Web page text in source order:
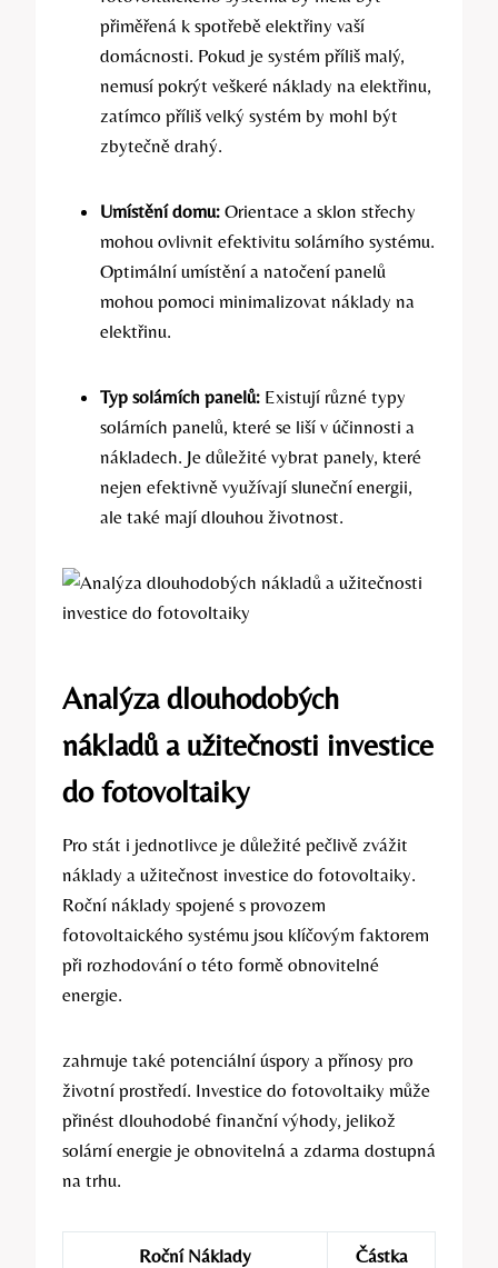
přiměřená k spotřebě elektřiny vaší
domácnosti. Pokud je systém příliš malý,
nemusí pokrýt veškeré náklady na elektřinu,
zatímco příliš velký systém by mohl být
zbytečně drahý.
Umístění domu: Orientace a sklon střechy
mohou ovlivnit efektivitu solárního systému.
Optimální umístění a natočení panelů
mohou pomoci minimalizovat náklady na
elektřinu.
Typ solárních panelů: Existují různé typy
solárních panelů, které se liší v účinnosti a
nákladech. Je důležité vybrat panely, které
nejen efektivně využívají sluneční energii,
ale také mají dlouhou životnost.
Analýza dlouhodobých
nákladů a užitečnosti investice
do fotovoltaiky
Pro stát i jednotlivce je důležité pečlivě zvážit
náklady a užitečnost investice do fotovoltaiky.
Roční náklady spojené s provozem
fotovoltaického systému jsou klíčovým faktorem
při rozhodování o této formě obnovitelné
energie.
zahrnuje také potenciální úspory a přínosy pro
životní prostředí. Investice do fotovoltaiky může
přinést dlouhodobé finanční výhody, jelikož
solární energie je obnovitelná a zdarma dostupná
na trhu.
Roční Náklady Částka